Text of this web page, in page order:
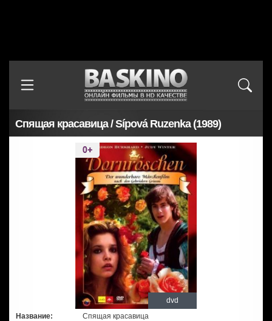
Спящая красавица / Sípová Ruzenka (1989)
dvd
Название:
Спящая красавица